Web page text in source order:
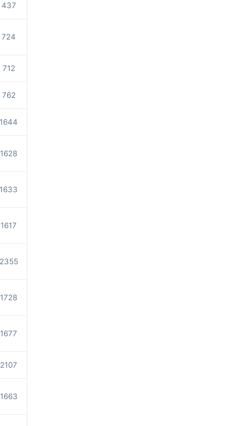
437
724
712
762
1644
1628
1633
1617
1728
1677
2107
1663